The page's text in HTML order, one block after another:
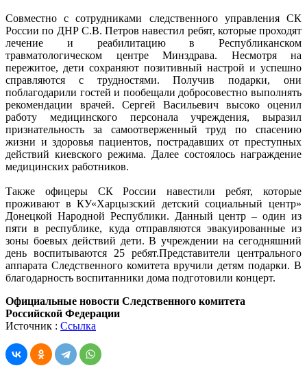
Совместно с сотрудниками следственного управления СК
России по ДНР С.В. Петров навестил ребят, которые проходят
лечение и реабилитацию в Республиканском
травматологическом центре Минздрава. Несмотря на
пережитое, дети сохраняют позитивный настрой и успешно
справляются с трудностями. Получив подарки, они
поблагодарили гостей и пообещали добросовестно выполнять
рекомендации врачей. Сергей Васильевич высоко оценил
работу медицинского персонала учреждения, выразил
признательность за самоотверженный труд по спасению
жизни и здоровья пациентов, пострадавших от преступных
действий киевского режима. Далее состоялось награждение
медицинских работников.
Также офицеры СК России навестили ребят, которые
проживают в КУ«Харцызский детский социальный центр»
Донецкой Народной Республики. Данный центр – один из
пяти в республике, куда отправляются эвакуированные из
зоны боевых действий дети. В учреждении на сегодняшний
день воспитываются 25 ребят.Представители центрального
аппарата Следственного комитета вручили детям подарки. В
благодарность воспитанники дома подготовили концерт.
Официальные новости Следственного комитета
Российской Федерации
Источник : Ссылка